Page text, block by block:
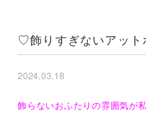
♡飾りすぎないアッ
2024.03.18
飾らないおふたりの雰囲気が